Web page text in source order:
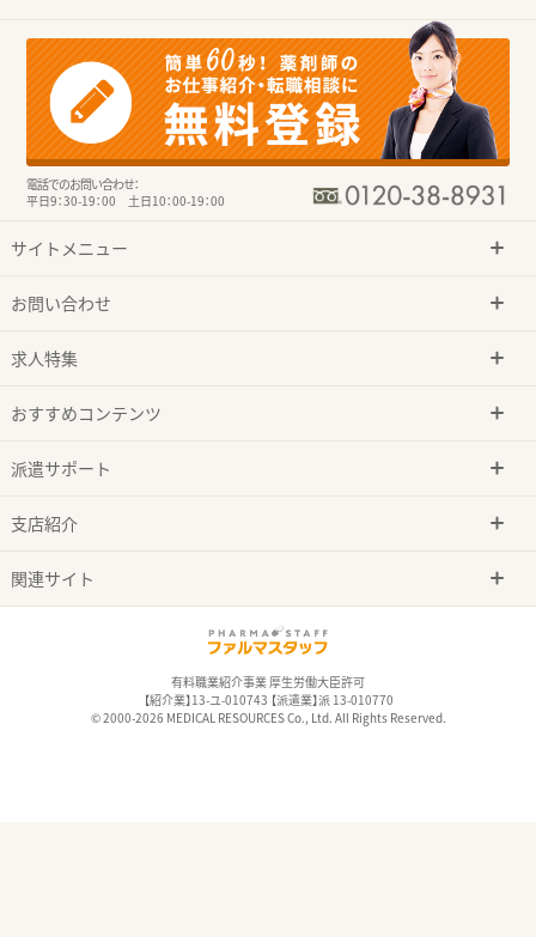
電話でのお問い合わせ：
平日9：30-19：00 土日10：00-19：00
サイトメニュー
お問い合わせ
求人特集
おすすめコンテンツ
派遣サポート
支店紹介
関連サイト
有料職業紹介事業 厚生労働大臣許可
【紹介業】13-ユ-010743 【派遣業】派 13-010770
© 2000-2026 MEDICAL RESOURCES Co., Ltd. All Rights Reserved.